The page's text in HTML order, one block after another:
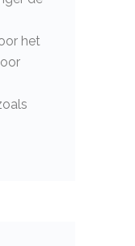
het